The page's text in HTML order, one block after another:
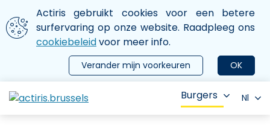
Aller au contenu principal
We gebruiken cookies
Actiris gebruikt cookies voor een betere
surfervaring op onze website. Raadpleeg ons
cookiebeleidvoor meer info.
OK
Verander mijn voorkeuren
le menu
Burgers Nl